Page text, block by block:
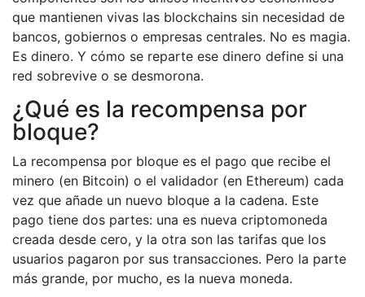
que mantienen vivas las blockchains sin necesidad de
bancos, gobiernos o empresas centrales. No es magia.
Es dinero. Y cómo se reparte ese dinero define si una
red sobrevive o se desmorona.
¿Qué es la recompensa por
bloque?
La recompensa por bloque es el pago que recibe el
minero (en Bitcoin) o el validador (en Ethereum) cada
vez que añade un nuevo bloque a la cadena. Este
pago tiene dos partes: una es nueva criptomoneda
creada desde cero, y la otra son las tarifas que los
usuarios pagaron por sus transacciones. Pero la parte
más grande, por mucho, es la nueva moneda.